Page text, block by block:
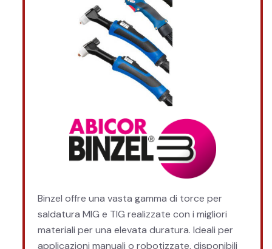
Binzel offre una vasta gamma di torce per
saldatura MIG e TIG realizzate con i migliori
materiali per una elevata duratura. Ideali per
applicazioni manuali o robotizzate, disponibili